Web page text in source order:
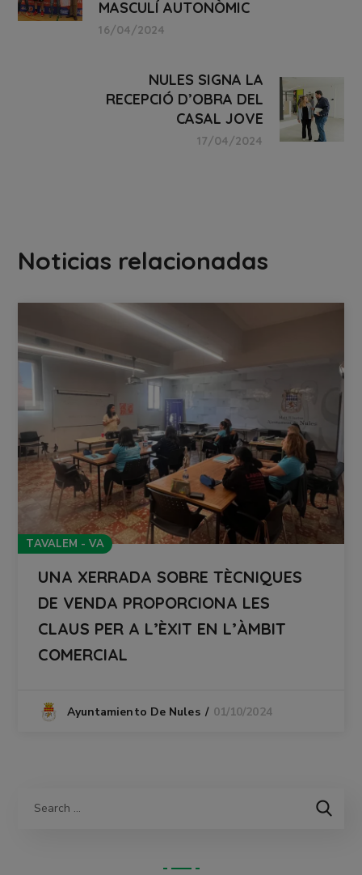
MASCULÍ AUTONÒMIC
16/04/2024
NULES SIGNA LA
RECEPCIÓ D’OBRA DEL
CASAL JOVE
17/04/2024
Noticias relacionadas
TAVALEM - VA
UNA XERRADA SOBRE TÈCNIQUES
DE VENDA PROPORCIONA LES
CLAUS PER A L’ÈXIT EN L’ÀMBIT
COMERCIAL
Ayuntamiento De Nules 01/10/2024